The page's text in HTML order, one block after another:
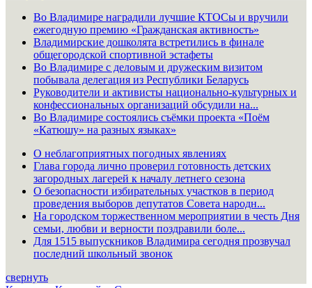
Во Владимире наградили лучшие КТОСы и вручили
ежегодную премию «Гражданская активность»
Владимирские дошколята встретились в финале
общегородской спортивной эстафеты
Во Владимире с деловым и дружеским визитом
побывала делегация из Республики Беларусь
Руководители и активисты национально-культурных и
конфессиональных организаций обсудили на...
Во Владимире состоялись съёмки проекта «Поём
«Катюшу» на разных языках»
О неблагоприятных погодных явлениях
Глава города лично проверил готовность детских
загородных лагерей к началу летнего сезона
О безопасности избирательных участков в период
проведения выборов депутатов Совета народн...
На городском торжественном мероприятии в честь Дня
семьи, любви и верности поздравили боле...
Для 1515 выпускников Владимира сегодня прозвучал
последний школьный звонок
свернуть